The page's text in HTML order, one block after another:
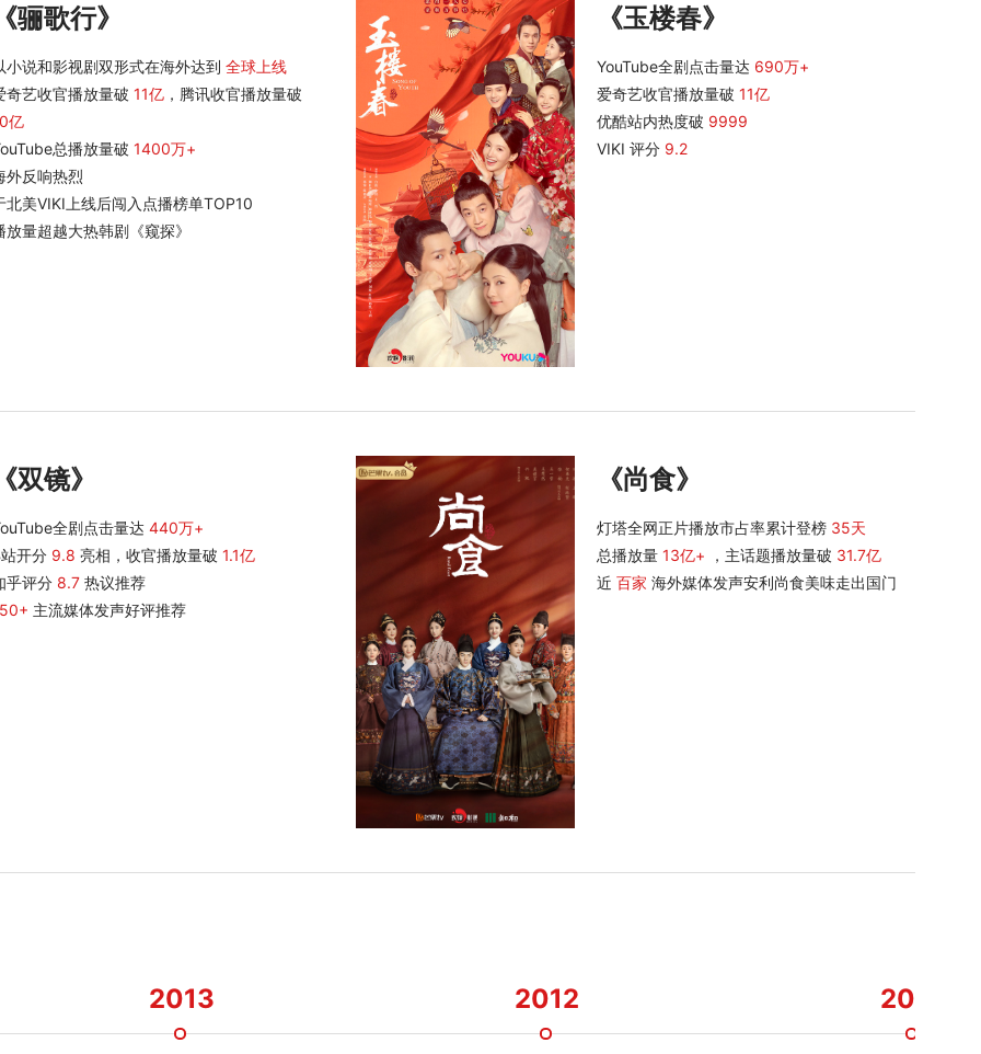
骊歌行》
小说和影视剧双形式在海外达到 全球上线
奇艺收官播放量破 11亿 ，腾讯收官播放量破
亿
总播放量破 1400万+
外反响热烈
北美VIKI上线后闯入点播榜单TOP10
放量超越大热韩剧《窥探》
《玉楼春》
YouTube全剧点击量达 690万+
爱奇艺收官播放量破11亿
优酷站内热度破 9999
VIKI 评分 9.2
双镜》
全剧点击量达 440万+
开分 9.8 亮相，收官播放量破 1.1亿
乎评分 8.7 热议推荐
主流媒体发声好评推荐
《尚食》
灯塔全网正片播放市占率累计登榜 35天
总播放量13亿+ ，主话题播放量破 31.7亿
近百家海外媒体发声安利尚食美味走出国门
2013 2012 2011